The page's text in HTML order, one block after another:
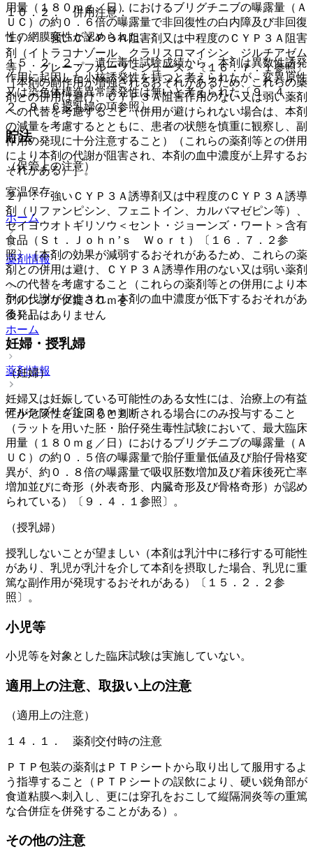
用量（１８０ｍｇ／日）におけるブリグチニブの曝露量（Ａ
ＵＣ）の約０．６倍の曝露量で非回復性の白内障及び非回復
性の網膜変性が認められた。
１５．２．２． 遺伝毒性試験成績から、本剤は異数性誘発
作用に起因した小核誘発性を持つと考えられたが、変異原性
又は染色体構造異常誘発性は無いと考えられた〔９．４．
２、９．６授乳婦の項参照〕。
貯法
（保管上の注意）
室温保存。
ホーム
薬剤情報
アルンブリグ錠３０ｍｇ
後発品はありません
ホーム
薬剤情報
アルンブリグ錠３０ｍｇ
１０．２． 併用注意：
１）． 強いＣＹＰ３Ａ阻害剤又は中程度のＣＹＰ３Ａ阻害
剤（イトラコナゾール、クラリスロマイシン、ジルチアゼム
等）、グレープフルーツ＜ジュース＞〔１６．７．１参照〕
［本剤の副作用が増強されるおそれがあるため、これらの薬
剤との併用は避け、ＣＹＰ３Ａ阻害作用のない又は弱い薬剤
への代替を考慮すること（併用が避けられない場合は、本剤
の減量を考慮するとともに、患者の状態を慎重に観察し、副
作用の発現に十分注意すること）（これらの薬剤等との併用
により本剤の代謝が阻害され、本剤の血中濃度が上昇するお
それがある）］。
２）． 強いＣＹＰ３Ａ誘導剤又は中程度のＣＹＰ３Ａ誘導
剤（リファンピシン、フェニトイン、カルバマゼピン等）、
セイヨウオトギリソウ＜セント・ジョーンズ・ワート＞含有
食品（Ｓｔ．Ｊｏｈｎ’ｓ Ｗｏｒｔ）〔１６．７．２参
照〕［本剤の効果が減弱するおそれがあるため、これらの薬
剤との併用は避け、ＣＹＰ３Ａ誘導作用のない又は弱い薬剤
への代替を考慮すること（これらの薬剤等との併用により本
剤の代謝が促進され、本剤の血中濃度が低下するおそれがあ
る）］。
妊婦・授乳婦
（妊婦）
妊婦又は妊娠している可能性のある女性には、治療上の有益
性が危険性を上回ると判断される場合にのみ投与すること
（ラットを用いた胚・胎仔発生毒性試験において、最大臨床
用量（１８０ｍｇ／日）におけるブリグチニブの曝露量（Ａ
ＵＣ）の約０．５倍の曝露量で胎仔重量低値及び胎仔骨格変
異が、約０．８倍の曝露量で吸収胚数増加及び着床後死亡率
増加並びに奇形（外表奇形、内臓奇形及び骨格奇形）が認め
られている）〔９．４．１参照〕。
（授乳婦）
授乳しないことが望ましい（本剤は乳汁中に移行する可能性
があり、乳児が乳汁を介して本剤を摂取した場合、乳児に重
篤な副作用が発現するおそれがある）〔１５．２．２参
照〕。
小児等
小児等を対象とした臨床試験は実施していない。
適用上の注意、取扱い上の注意
（適用上の注意）
１４．１． 薬剤交付時の注意
ＰＴＰ包装の薬剤はＰＴＰシートから取り出して服用するよ
う指導すること（ＰＴＰシートの誤飲により、硬い鋭角部が
食道粘膜へ刺入し、更には穿孔をおこして縦隔洞炎等の重篤
な合併症を併発することがある）。
その他の注意